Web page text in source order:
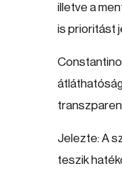
illetve a
is prioritást
Jelezte: A
teszik